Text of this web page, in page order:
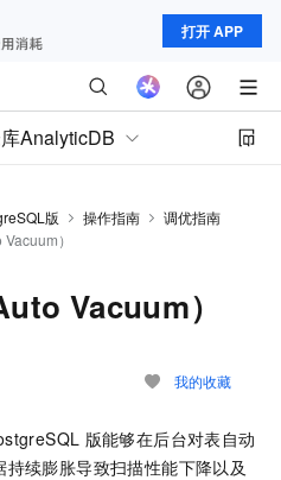
打开 APP
AnalyticDB
版
操作指南
调优指南
）
Vacuum）
我的收藏
版能够在后台对表自动
续膨胀导致扫描性能下降以及